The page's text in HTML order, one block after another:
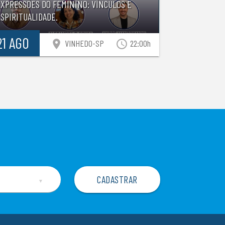
DO FEMININO: VÍNCULOS E
AGO location_on VINHEDO-SP access_time 22:00h
▼